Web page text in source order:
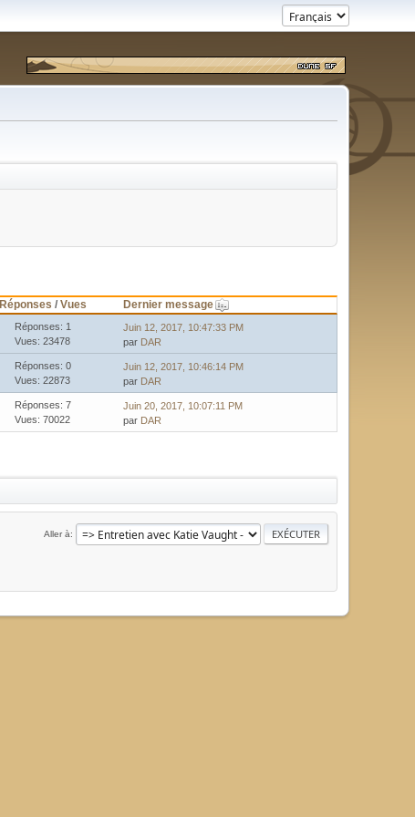
Réponses / Vues
Dernier message
Réponses: 1
Vues: 23478
Juin 12, 2017, 10:47:33 PM
par DAR
Réponses: 0
Vues: 22873
Juin 12, 2017, 10:46:14 PM
par DAR
Réponses: 7
Vues: 70022
Juin 20, 2017, 10:07:11 PM
par DAR
Aller à